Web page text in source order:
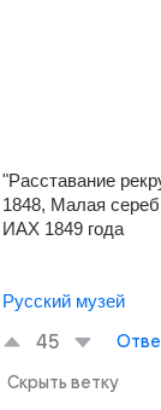
"Расставание
1848, Малая
ИАХ 1849 года
Русский музей
45
Скрыть ветку